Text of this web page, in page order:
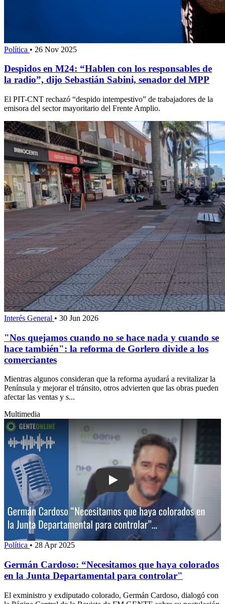
Política • 26 Nov 2025
Despidos en M24: “Hablen con los responsables de
la radio”, dijo Sebastián Sabini, senador del MPP
El PIT-CNT rechazó “despido intempestivo” de trabajadores de la
emisora del sector mayoritario del Frente Amplio.
Interés General • 30 Jun 2026
"Nos quejamos cuando no se hace nada y cuando se
hace también": la reforma de Gorlero divide a los
comerciantes
Mientras algunos consideran que la reforma ayudará a revitalizar la
Península y mejorar el tránsito, otros advierten que las obras pueden
afectar las ventas y s...
Multimedia
Play: Germán Cardoso:
Política • 28 Apr 2025
Germán Cardoso: “Necesitamos que haya colorados
en la Junta Departamental para controlar"
El exministro y exdiputado colorado, Germán Cardoso, dialogó con